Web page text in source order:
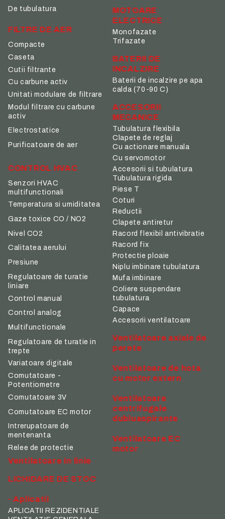
De tubulatura
FILTRE DE AER
Compacte
Caseta
Cutii filtrante
Cu carbune activ
Unitati modulare de filtrare
Modul filtrare cu carbune
activ
Electrostatice
Purificatoare de aer
CONTROL HVAC
Senzori HVAC
multifunctionali
Temperatura si umiditatea
Gaze toxice CO / NO2
Nivel CO2
Calitatea aerului
Presiune
Regulatoare de turatie
liniare
Control manual
Control analog
Multifunctionale
Regulatoare de turatie in
trepte
Variatoare digitale
Comutatoare -
Potentiometre
Comutatoare 3V
Comutatoare EC motor
Intrerupatoare de
mentenanta
Relee de protectie
MOTOARE
ELECTRICE
Monofazate
Trifazate
BATERII DE
INCALZIRE
Baterii de incalzire pe apa
calda (70-90 C)
ACCESORII
MECANICE
Tubulatura flexibila
Clapete de reglaj
Cu actionare manuala
Cu servomotor
Accesorii si tubulatura
Tubulatura rigida
Piese T
Coturi
Reductii
Clapete antiretur
Racord flexibil antivibratie
Racord fix
Protectie ploaie
Niplu imbinare tubulatura
Mufa imbinare
Coliere suspendare
tubulatura
Capace
Accesorii ventilatoare
Ventilatoare axiale de
perete
Ventilatoare de hota
cu motor extern
Ventilatoare
centrifugale
dubluaspirante
Ventilatoare EC
motor
Ventilatoare in linie
LICHIDARE DE STOC
- Aplicatii
APLICATII REZIDENTIALE